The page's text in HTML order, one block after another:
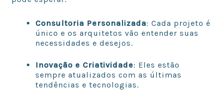
Consultoria Personalizada: Cada projeto é
único e os arquitetos vão entender suas
necessidades e desejos.
Inovação e Criatividade: Eles estão
sempre atualizados com as últimas
tendências e tecnologias.